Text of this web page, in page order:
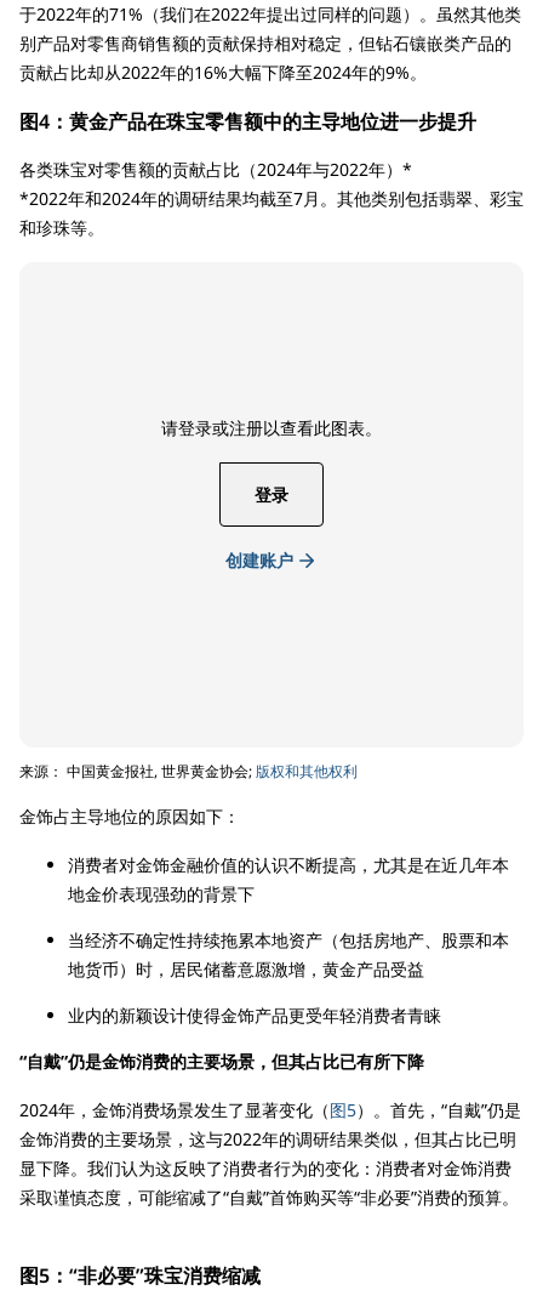
于2022年的71%（我们在2022年提出过同样的问题）。虽然其他类
别产品对零售商销售额的贡献保持相对稳定，但钻石镶嵌类产品的
贡献占比却从2022年的16%大幅下降至2024年的9%。
图4：黄金产品在珠宝零售额中的主导地位进一步提升
各类珠宝对零售额的贡献占比（2024年与2022年）*
*2022年和2024年的调研结果均截至7月。其他类别包括翡翠、彩宝
和珍珠等。
请登录或注册以查看此图表。
登录
创建账户
来源： 中国黄金报社, 世界黄金协会;版权和其他权利
金饰占主导地位的原因如下：
消费者对金饰金融价值的认识不断提高，尤其是在近几年本
地金价表现强劲的背景下
当经济不确定性持续拖累本地资产（包括房地产、股票和本
地货币）时，居民储蓄意愿激增，黄金产品受益
业内的新颖设计使得金饰产品更受年轻消费者青睐
“自戴”仍是金饰消费的主要场景，但其占比已有所下降
2024年，金饰消费场景发生了显著变化（图5）。首先，“自戴”仍是
金饰消费的主要场景，这与2022年的调研结果类似，但其占比已明
显下降。我们认为这反映了消费者行为的变化：消费者对金饰消费
采取谨慎态度，可能缩减了“自戴”首饰购买等“非必要”消费的预算。
图5：“非必要”珠宝消费缩减